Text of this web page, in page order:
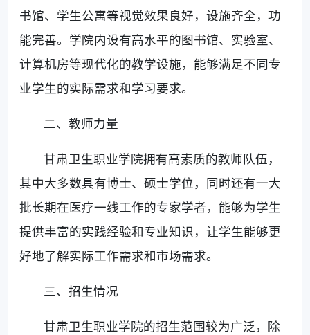
书馆、学生公寓等视觉效果良好，设施齐全，功
能完善。学院内设有高水平的图书馆、实验室、
计算机房等现代化的教学设施，能够满足不同专
业学生的实际需求和学习要求。
二、教师力量
甘肃卫生职业学院拥有高素质的教师队伍，
其中大多数具有博士、硕士学位，同时还有一大
批长期在医疗一线工作的专家学者，能够为学生
提供丰富的实践经验和专业知识，让学生能够更
好地了解实际工作需求和市场需求。
三、招生情况
甘肃卫生职业学院的招生范围较为广泛，除